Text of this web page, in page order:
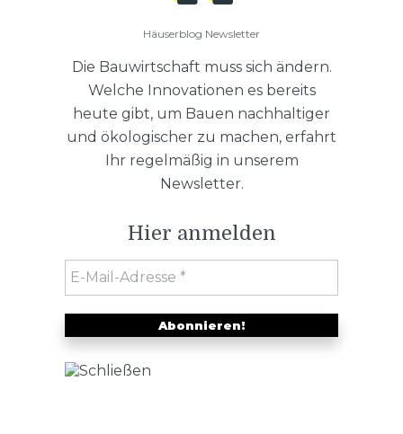
Häuserblog Newsletter
Die Bauwirtschaft muss sich ändern.
Welche Innovationen es bereits
heute gibt, um Bauen nachhaltiger
und ökologischer zu machen, erfahrt
Ihr regelmäßig in unserem
Newsletter.
Hier anmelden